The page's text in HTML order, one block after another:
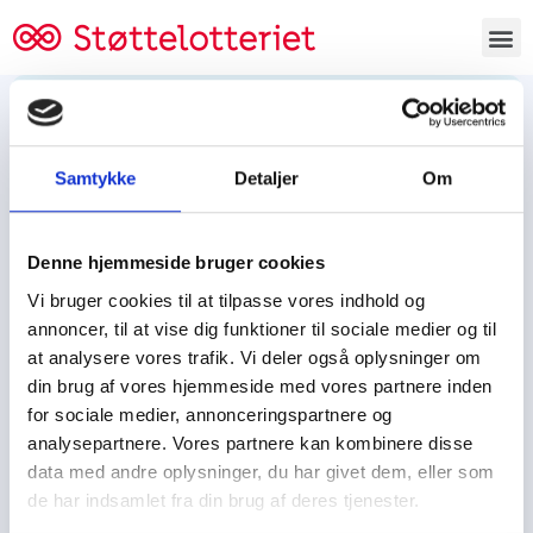
Samtykke Detaljer Om
Denne hjemmeside bruger cookies
Vi bruger cookies til at tilpasse vores indhold og
annoncer, til at vise dig funktioner til sociale medier og til
at analysere vores trafik. Vi deler også oplysninger om
din brug af vores hjemmeside med vores partnere inden
for sociale medier, annonceringspartnere og
analysepartnere. Vores partnere kan kombinere disse
data med andre oplysninger, du har givet dem, eller som
de har indsamlet fra din brug af deres tjenester.
Tjen penge og støt
Tjen penge til:
Spejdere/spejdergruppen/FDF’ere, m.fl.
Kontor
Tjenpengeogstoet.dk
Ejby Industrivej 91
DK – 2600 Glostrup
CVR: 19347508